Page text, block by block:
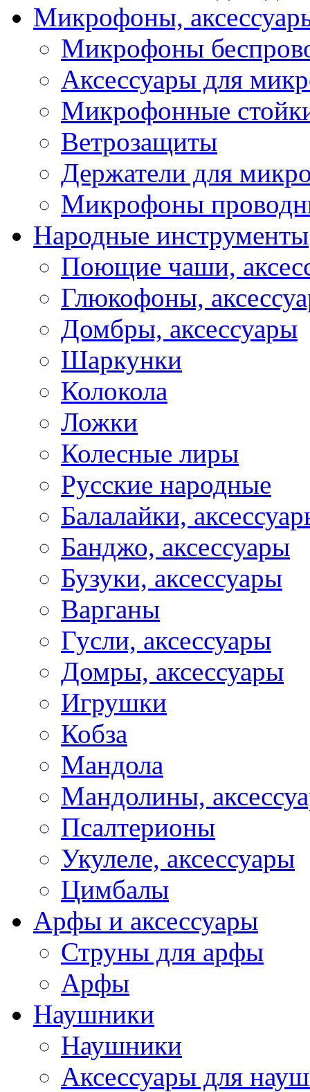
Микрофоны,
Микрофоны
Аксессуары для
Микрофонные
Ветрозащиты
Держатели для
Микрофоны
Народные инструменты
Поющие чаши,
Глюкофоны,
Домбры, аксессуары
Шаркунки
Колокола
Ложки
Колесные лиры
Русские народные
Балалайки,
Банджо, аксессуары
Бузуки, аксессуары
Варганы
Гусли, аксессуары
Домры, аксессуары
Игрушки
Кобза
Мандола
Мандолины,
Псалтерионы
Укулеле, аксессуары
Цимбалы
Арфы и аксессуары
Струны для арфы
Арфы
Наушники
Наушники
Аксессуары для